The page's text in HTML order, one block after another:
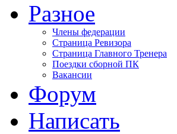
Разное
Члены федерации
Страница Ревизора
Страница Главного Тренера
Поездки сборной ПК
Вакансии
Форум
Написать